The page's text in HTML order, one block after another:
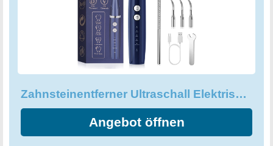
Zahnsteinentferner Ultraschall Elektrische Zahnreinigung Set
Angebot öffnen